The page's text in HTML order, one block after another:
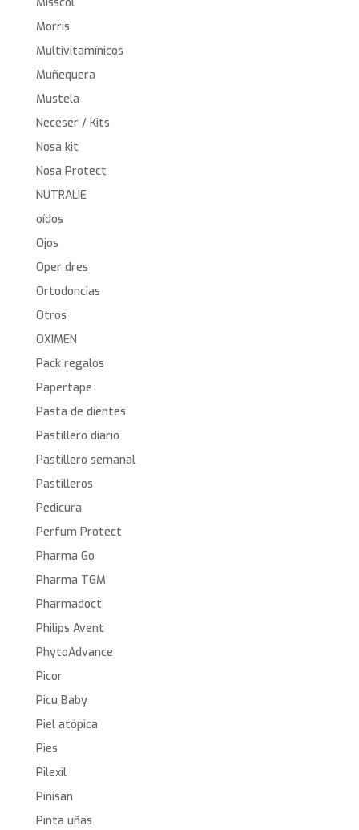
Morris
Multivitamínicos
Muñequera
Mustela
Neceser / Kits
Nosa kit
Nosa Protect
NUTRALIE
oídos
Ojos
Oper dres
Ortodoncias
Otros
OXIMEN
Pack regalos
Papertape
Pasta de dientes
Pastillero diario
Pastillero semanal
Pastilleros
Pedicura
Perfum Protect
Pharma Go
Pharma TGM
Pharmadoct
Philips Avent
PhytoAdvance
Picor
Picu Baby
Piel atópica
Pies
Pilexil
Pinisan
Pinta uñas